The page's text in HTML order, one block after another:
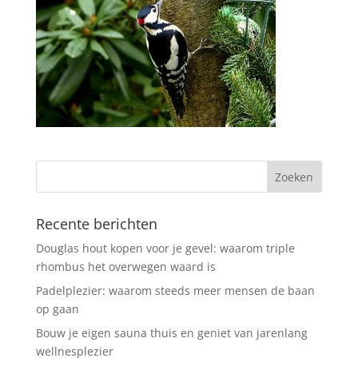
Recente berichten
Douglas hout kopen voor je gevel: waarom triple
rhombus het overwegen waard is
Padelplezier: waarom steeds meer mensen de baan
op gaan
Bouw je eigen sauna thuis en geniet van jarenlang
wellnesplezier